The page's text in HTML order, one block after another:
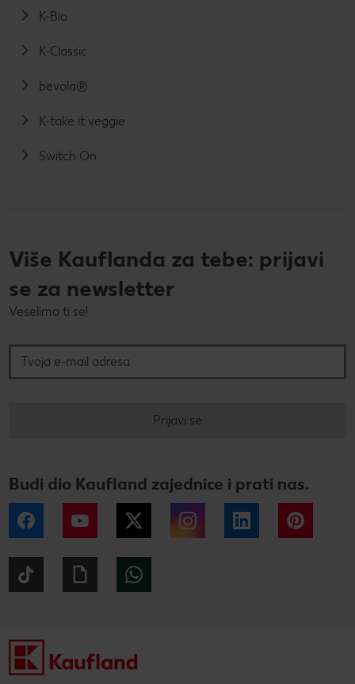
K-Bio
K-Classic
bevola®
K-take it veggie
Switch On
Više Kauflanda za tebe: prijavi
se za newsletter
Veselimo ti se!
Prijavi se
Budi dio Kaufland zajednice i prati nas.
Facebook YouTube Twitter Instagram LinkedIn
Giphy